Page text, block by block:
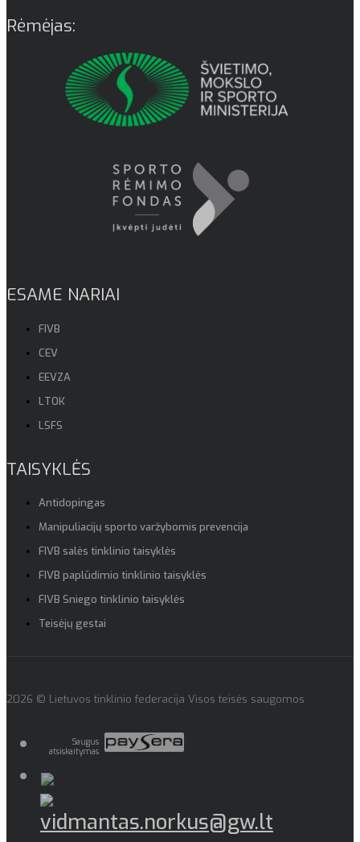
Rėmėjas:
ESAME NARIAI
FIVB
CEV
EEVZA
LTOK
LSFS
TAISYKLĖS
Antidopingas
Manipuliacijų sporto varžybomis prevencija
FIVB salės tinklinio taisyklės
FIVB paplūdimio tinklinio taisyklės
FIVB Sniego tinklinio taisyklės
Teisėjų gestai
2026 © Lietuvos tinklinio federacija Visos teisės saugomos
Saugus
atsiskaitymas